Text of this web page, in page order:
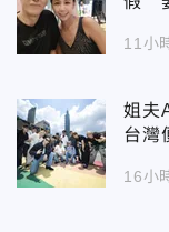
11小
姐夫
台灣
16小